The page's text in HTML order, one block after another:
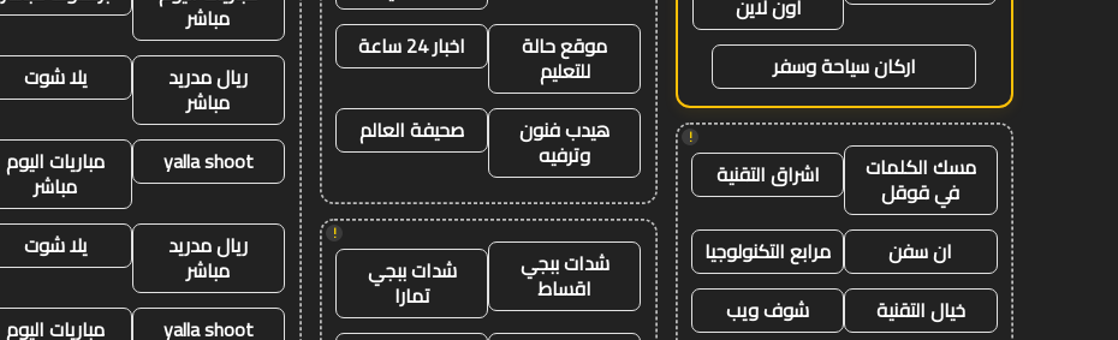
اركان سياحة وسفر
!
مسك الكلمات
في قوقل اشراق التقنية
ان سفن
مرابع التكنولوجيا
خيال التقنية
شوف ويب
موقع حالة
للتعليم
اخبار 24 ساعة
هيدب فنون
وترفيه
صحيفة العالم
!
شدات ببجي
اقساط شدات ببجي
تمارا
مباشر
ريال مدريد
مباشر
يلا شوت
yalla shoot مباريات اليوم
مباشر
ريال مدريد
مباشر
يلا شوت
yalla shoot مباريات اليوم